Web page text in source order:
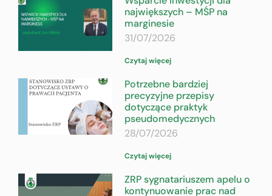
największych – MŚP na
marginesie
31/07/2026
Czytaj więcej
Potrzebne bardziej
precyzyjne przepisy
dotyczące praktyk
pseudomedycznych
28/07/2026
Czytaj więcej
ZRP sygnatariuszem apelu o
kontynuowanie prac nad